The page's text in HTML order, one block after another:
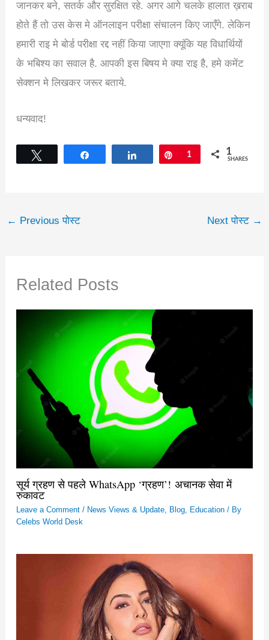
जानकर बने, सतर्क और सुरक्षित रहे. अगर आगे चलके हालात ख़राब
होते हैं तो उस केस मे ऑनलाइन परीक्षा संचालन किए जाएँगे. लेकिन
हमारी राइ मे बोर्ड परीक्षा रद्द नहीं किया जाएगा क्यूंकि यह विधार्थियों
के भबिश्य का सवाल है. आपकी इस बिषय मे क्या राइ है, हमे कमेंट
सेक्शन मे लिखकर जरूर बताये.
धन्यवाद!
Share Pin
1 1
SHARES
← Previous पोस्ट Next पोस्ट →
Related Posts
सूर्य ग्रहण से पहले WhatsApp ‘ग्रहण’! अचानक सेवा में
रुकावट
Leave a Comment / News Views & Update, Blog, Education/ By
Celebs World Desk